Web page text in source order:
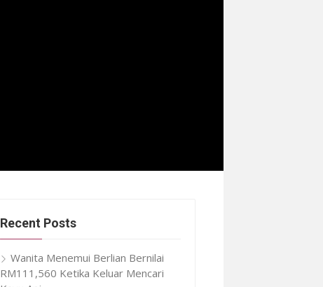
Recent Posts
Wanita Menemui Berlian Bernilai
RM111,560 Ketika Keluar Mencari